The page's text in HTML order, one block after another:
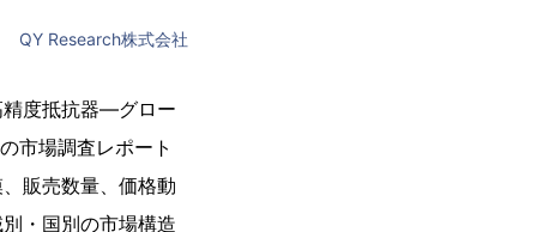
QY Research株式会社
精度抵抗器―グロー
市場調査レポート
販売数量、価格動
・国別の市場構造